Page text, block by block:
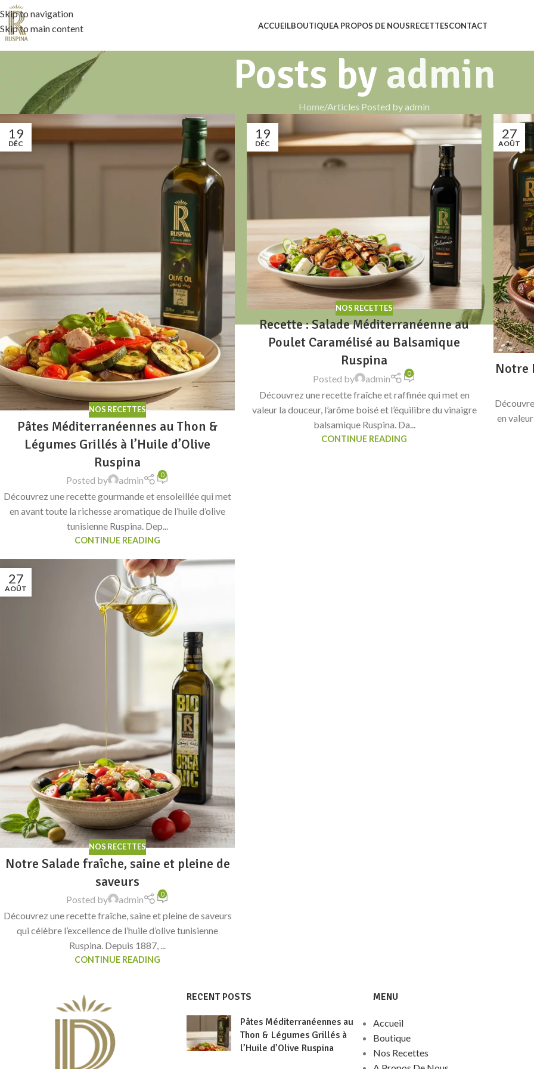
Skip to navigation
Skip to main content
ACCUEILBOUTIQUEA PROPOS DE NOUSRECETTESCONTACT
Posts by admin
Home Articles Posted by admin
19
DÉC
NOS RECETTES
Pâtes Méditerranéennes au Thon &
Légumes Grillés à l’Huile d’Olive
Ruspina
Posted by admin 0
Découvrez une recette gourmande et ensoleillée qui met
en avant toute la richesse aromatique de l’huile d’olive
tunisienne Ruspina. Dep...
CONTINUE READING
19
DÉC
NOS RECETTES
Recette : Salade Méditerranéenne au
Poulet Caramélisé au Balsamique
Ruspina
Posted by admin 0
Découvrez une recette fraîche et raffinée qui met en
valeur la douceur, l’arôme boisé et l’équilibre du vinaigre
balsamique Ruspina. Da...
CONTINUE READING
27
AOÛT
Notre
en
27
AOÛT
NOS RECETTES
Notre Salade fraîche, saine et pleine de
saveurs
Posted by admin 0
Découvrez une recette fraîche, saine et pleine de saveurs
qui célèbre l’excellence de l’huile d’olive tunisienne
Ruspina. Depuis 1887, ...
CONTINUE READING
RECENT POSTS
Pâtes Méditerranéennes au
Thon & Légumes Grillés à
l’Huile d’Olive Ruspina
MENU
Accueil
Boutique
Nos Recettes